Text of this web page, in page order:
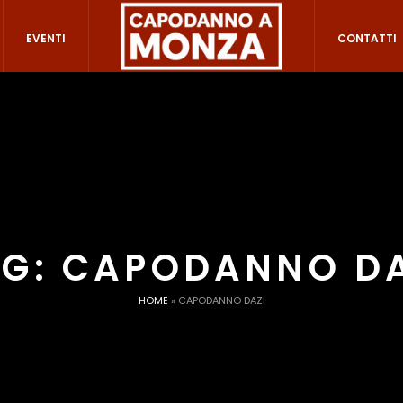
EVENTI CONTATTI
CAPODANNO
HOME » CAPODANNO DAZI